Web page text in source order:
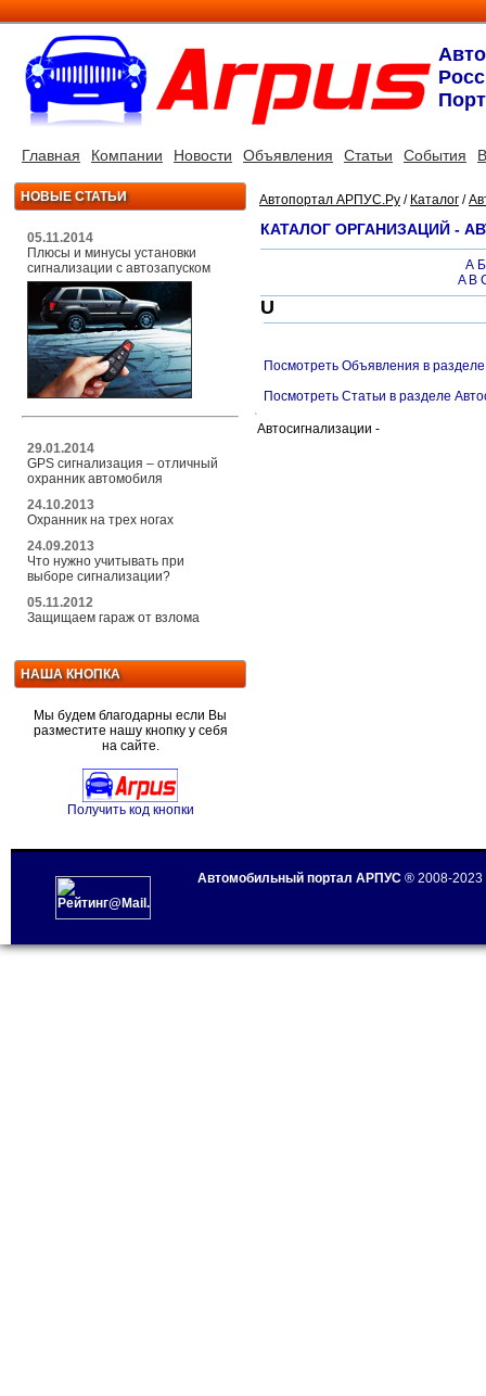
Главная Компании Новости Объявления Статьи События
НОВЫЕ СТАТЬИ
05.11.2014
Плюсы и минусы установки
сигнализации с автозапуском
29.01.2014
GPS сигнализация – отличный
охранник автомобиля
24.10.2013
Охранник на трех ногах
24.09.2013
Что нужно учитывать при
выборе сигнализации?
05.11.2012
Защищаем гараж от взлома
НАША КНОПКА
Мы будем благодарны если Вы
разместите нашу кнопку у себя
на сайте.
Получить код кнопки
Автопортал АРПУС.Ру / Каталог /
КАТАЛОГ ОРГАНИЗАЦИЙ -
А Б
A B
U
Посмотреть Объявления в
Посмотреть Статьи в разделе
Автосигнализации -
Автомобильный портал АРПУС ® 2008-2023